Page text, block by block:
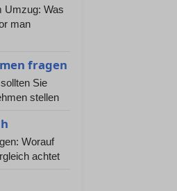
Umzug: Was
man
fragen
Sie
stellen
Worauf
achtet